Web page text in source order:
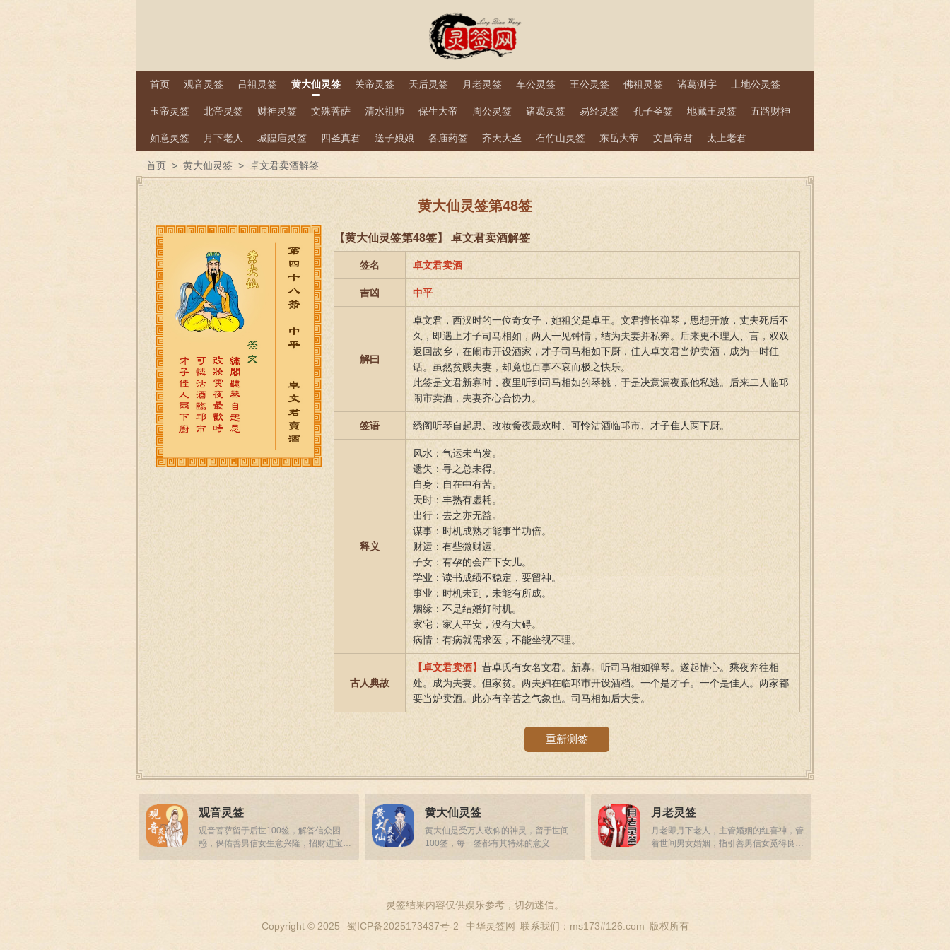
首页 观音灵签 吕祖灵签 黄大仙灵签 关帝灵签 天后灵签 月老灵签 车公灵签 王公灵签 佛祖灵签 诸葛测字 土地公灵签
玉帝灵签 北帝灵签 财神灵签 文殊菩萨 清水祖师 保生大帝 周公灵签 诸葛灵签 易经灵签 孔子圣签 地藏王灵签 五路财神
如意灵签 月下老人 城隍庙灵签 四圣真君 送子娘娘 各庙药签 齐天大圣 石竹山灵签 东岳大帝 文昌帝君 太上老君
首页 > 黄大仙灵签 > 卓文君卖酒解签
黄大仙灵签第48签
【黄大仙灵签第48签】 卓文君卖酒解签
签名 卓文君卖酒
吉凶 中平
解曰
卓文君，西汉时的一位奇女子，她祖父是卓王。文君擅长弹琴，思想开放，丈夫死后不
久，即遇上才子司马相如，两人一见钟情，结为夫妻并私奔。后来更不理人、言，双双
返回故乡，在闹市开设酒家，才子司马相如下厨，佳人卓文君当炉卖酒，成为一时佳
话。虽然贫贱夫妻，却竟也百事不哀而极之快乐。
此签是文君新寡时，夜里听到司马相如的琴挑，于是决意漏夜跟他私逃。后来二人临邛
闹市卖酒，夫妻齐心合协力。
签语 绣阁听琴自起思、改妆夤夜最欢时、可怜沽酒临邛市、才子隹人两下厨。
释义
风水：气运未当发。
遗失：寻之总未得。
自身：自在中有苦。
天时：丰熟有虚耗。
出行：去之亦无益。
谋事：时机成熟才能事半功倍。
财运：有些微财运。
子女：有孕的会产下女儿。
学业：读书成绩不稳定，要留神。
事业：时机未到，未能有所成。
姻缘：不是结婚好时机。
家宅：家人平安，没有大碍。
病情：有病就需求医，不能坐视不理。
古人典故
【卓文君卖酒】 昔卓氏有女名文君。新寡。听司马相如弹琴。遂起情心。乘夜奔往相
处。成为夫妻。但家贫。两夫妇在临邛市开设酒档。一个是才子。一个是佳人。两家都
要当炉卖酒。此亦有辛苦之气象也。司马相如后大贵。
重新测签
观音灵签
观音菩萨留于后世100签，解答信众困
惑，保佑善男信女生意兴隆，招财进宝，
黄大仙灵签
黄大仙是受万人敬仰的神灵，留于世间
100签，每一签都有其特殊的意义
月老灵签
月老即月下老人，主管婚姻的红喜神，管
着世间男女婚姻，指引善男信女觅得良
灵签结果内容仅供娱乐参考，切勿迷信。
Copyright © 2025
蜀ICP备2025173437号-2 中华灵签网 联系我们：ms173#126.com 版权所有